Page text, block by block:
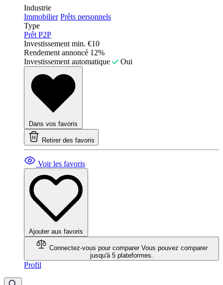
Industrie
Immobilier Prêts personnels
Type
Prêt P2P
Investissement min. €10
Rendement annoncé 12%
Investissement automatique
Oui
Dans vos favoris
Retirer des favoris
Voir les favoris
Ajouter aux favoris
Connectez-vous pour comparer Vous pouvez comparer
jusqu'à 5 plateformes.
Profil